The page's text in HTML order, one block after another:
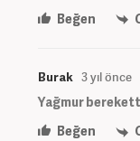
Beğen
Burak 3 yıl önce
Yağmur
Beğen